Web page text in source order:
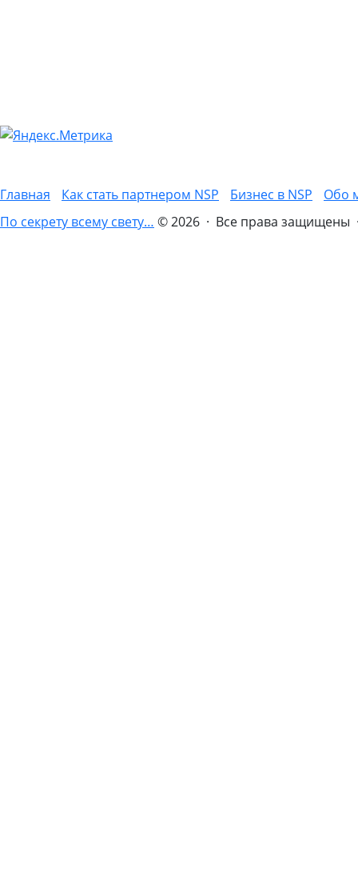
Главная Как стать партнером NSP Бизнес в NSP
Обо
По секрету всему свету… © 2026 · Все права защищены